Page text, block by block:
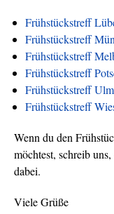
Frühstückstreff
Frühstückstreff
Frühstückstreff
Frühstückstreff
Frühstückstreff Ulm
Frühstückstreff
Wenn du den
möchtest, schreib
dabei.
Viele Grüße